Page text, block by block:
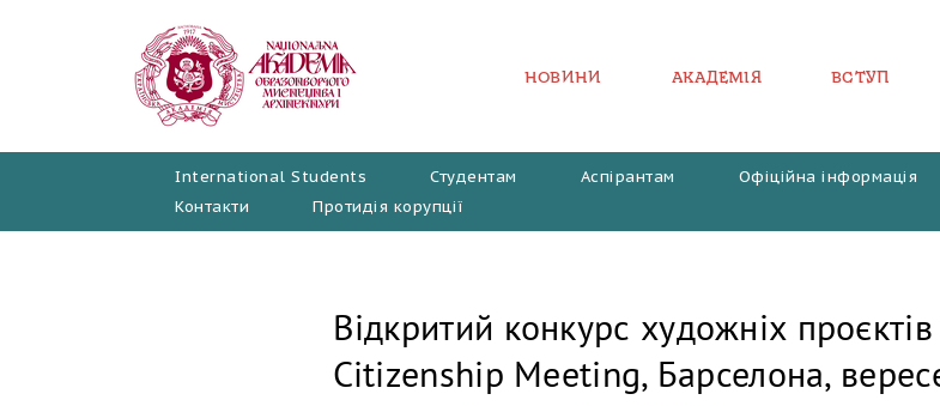
НОВИНИ АКАДЕМІЯ ВСТУП
International Students Студентам Аспірантам Офіційна інформація
Контакти
Протидія корупції
Відкритий конкурс художніх
Citizenship Meeting, Барселона,